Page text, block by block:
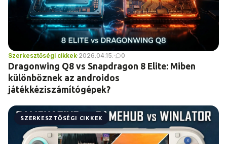
Szerkesztőségi cikkek·2026.04.15.· 0
Dragonwing Q8 vs Snapdragon 8 Elite: Miben
különböznek az androidos
játékkéziszámítógépek?
SZERKESZTŐSÉGI CIKKEK